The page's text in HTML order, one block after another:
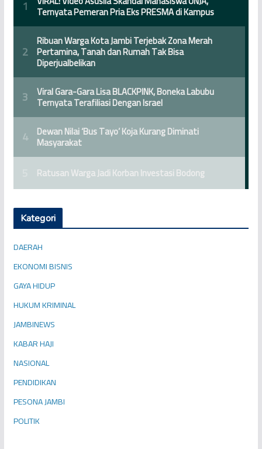
Kategori
DAERAH
EKONOMI BISNIS
GAYA HIDUP
HUKUM KRIMINAL
JAMBINEWS
KABAR HAJI
NASIONAL
PENDIDIKAN
PESONA JAMBI
POLITIK